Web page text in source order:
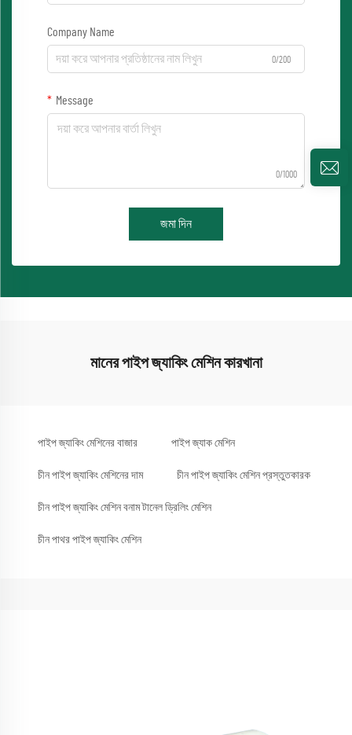
Company Name
0/200
Message
0/1000
জমা দিন
মানের পাইপ জ্যাকিং মেশিন কারখানা
পাইপ জ্যাকিং মেশিনের বাজার পাইপ জ্যাক মেশিন
চীন পাইপ জ্যাকিং মেশিনের দাম চীন পাইপ জ্যাকিং মেশিন প্রস্তুতকারক
চীন পাইপ জ্যাকিং মেশিন বনাম টানেল ড্রিলিং মেশিন
চীন পাথর পাইপ জ্যাকিং মেশিন